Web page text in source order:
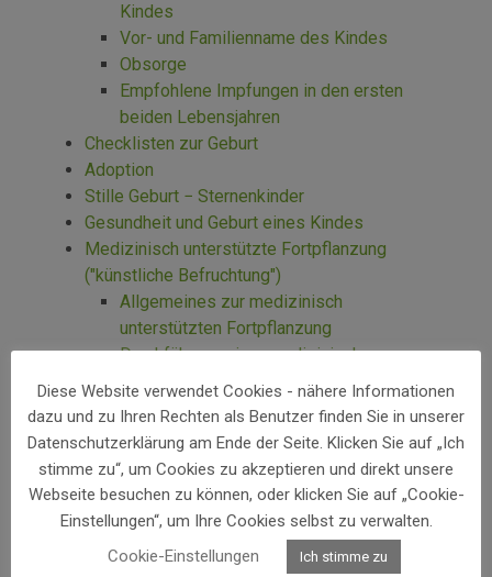
Kindes
Vor- und Familienname des Kindes
Obsorge
Empfohlene Impfungen in den ersten
beiden Lebensjahren
Checklisten zur Geburt
Adoption
Stille Geburt − Sternenkinder
Gesundheit und Geburt eines Kindes
Medizinisch unterstützte Fortpflanzung
("künstliche Befruchtung")
Allgemeines zur medizinisch
unterstützten Fortpflanzung
Durchführung einer medizinisch
unterstützten Fortpflanzung
Ärztliche Aufklärung und Beratung
Zustimmungserklärung
Samen- oder Eizellenspenden dritter
Personen
Auskunftserteilung
Präimplantationsdiagnostik
Schwangerschaft von Jugendlichen
Diese Website verwendet Cookies - nähere Informationen
dazu und zu Ihren Rechten als Benutzer finden Sie in unserer
Datenschutzerklärung am Ende der Seite. Klicken Sie auf „Ich
stimme zu“, um Cookies zu akzeptieren und direkt unsere
Webseite besuchen zu können, oder klicken Sie auf „Cookie-
Einstellungen“, um Ihre Cookies selbst zu verwalten.
Cookie-Einstellungen
Ich stimme zu